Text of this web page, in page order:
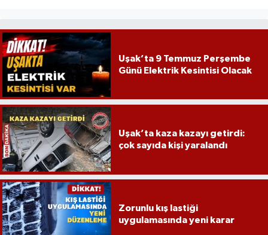
Uşak’ta 9 Temmuz Perşembe
Günü Elektrik Kesintisi Olacak
Uşak’ta kaza kazayı getirdi:
çok sayıda kişi yaralandı
Zorunlu kış lastiği
uygulamasında yeni karar